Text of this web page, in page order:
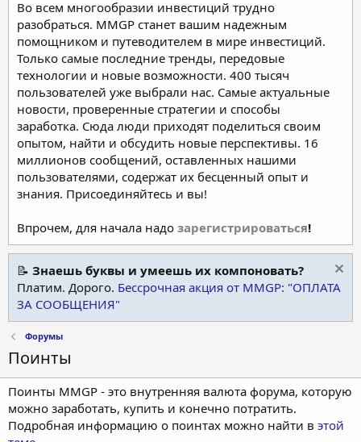
Во всем многообразии инвестиций трудно
разобраться. MMGP станет вашим надежным
помощником и путеводителем в мире инвестиций.
Только самые последние тренды, передовые
технологии и новые возможности. 400 тысяч
пользователей уже выбрали нас. Самые актуальные
новости, проверенные стратегии и способы
заработка. Сюда люди приходят поделиться своим
опытом, найти и обсудить новые перспективы. 16
миллионов сообщений, оставленных нашими
пользователями, содержат их бесценный опыт и
знания. Присоединяйтесь и вы!
Впрочем, для начала надо зарегистрироваться!
📝 Знаешь буквы и умеешь их компоновать?
Платим. Дорого. Бессрочная акция от MMGP: "ОПЛАТА
ЗА СООБЩЕНИЯ"
Форумы
Поинты
Поинты MMGP - это внутренняя валюта форума, которую
можно заработать, купить и конечно потратить.
Подробная информацию о поинтах можно найти в этой